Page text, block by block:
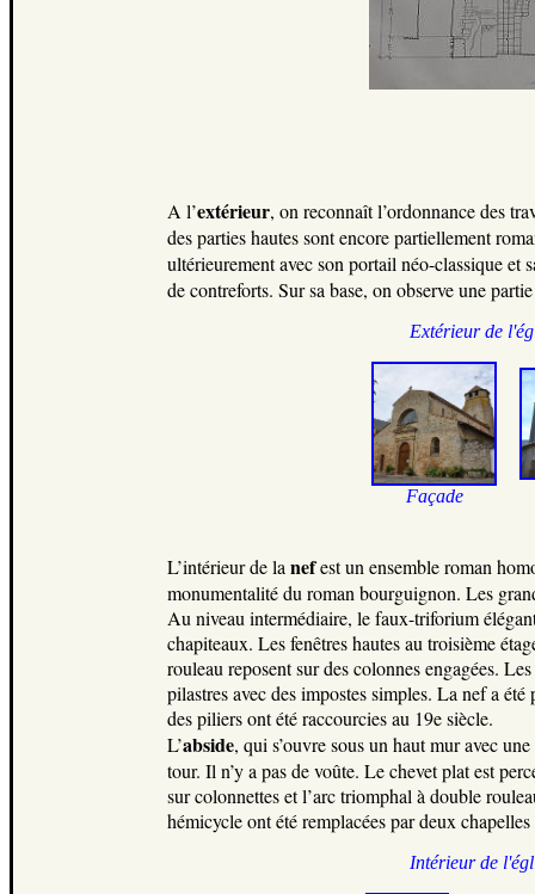
A l’extérieur, on reconnaît l’ordonnance des
des parties hautes sont encore partiellement
ultérieurement avec son portail néo-classique et
de contreforts. Sur sa base, on observe une
Extérieur de
Façade
L’intérieur de la nefest un ensemble roman
monumentalité du roman bourguignon. Les
Au niveau intermédiaire, le faux-triforium
chapiteaux. Les fenêtres hautes au troisième
rouleau reposent sur des colonnes engagées.
pilastres avec des impostes simples. La nef a
des piliers ont été raccourcies au 19e siècle.
L’abside, qui s’ouvre sous un haut mur avec
tour. Il n’y a pas de voûte. Le chevet plat est
sur colonnettes et l’arc triomphal à double
hémicycle ont été remplacées par deux
Intérieur de